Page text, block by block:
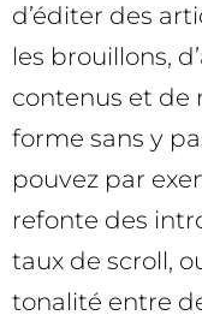
d’éditer des
les brouillons,
contenus et de
forme sans y
pouvez par
refonte des
taux de scroll,
tonalité entre